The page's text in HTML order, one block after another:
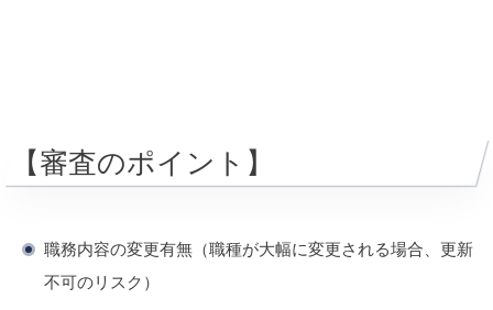
【審査のポイント】
職務内容の変更有無（職種が大幅に変更される場合、更新
不可のリスク）